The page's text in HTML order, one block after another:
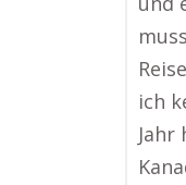
ich
Jahr